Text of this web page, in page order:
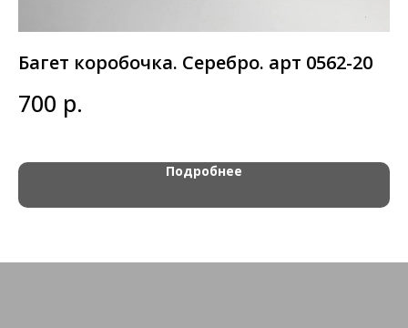
Багет коробочка. Серебро. арт 0562-20
700 р.
Подробнее